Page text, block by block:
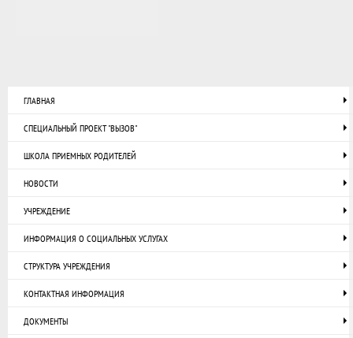
ГЛАВНАЯ
СПЕЦИАЛЬНЫЙ ПРОЕКТ "ВЫЗОВ"
ШКОЛА ПРИЕМНЫХ РОДИТЕЛЕЙ
НОВОСТИ
УЧРЕЖДЕНИЕ
ИНФОРМАЦИЯ О СОЦИАЛЬНЫХ УСЛУГАХ
СТРУКТУРА УЧРЕЖДЕНИЯ
КОНТАКТНАЯ ИНФОРМАЦИЯ
ДОКУМЕНТЫ